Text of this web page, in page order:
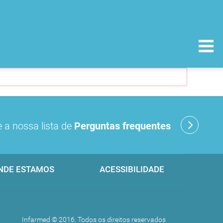
a nossa lista de Perguntas frequentes
ESTAMOS ACESSIBILIDADE
Infarmed © 2016. Todos os direitos reservados